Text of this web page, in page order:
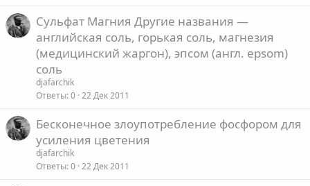
Сульфат Магния Другие названия —
английская соль, горькая соль, магнезия
(медицинский жаргон), эпсом (англ. epsom)
соль
djafarchik
Ответы 0 22 Дек 2011
Бесконечное злоупотребление фосфором для
усиления цветения
djafarchik
Ответы 0 22 Дек 2011